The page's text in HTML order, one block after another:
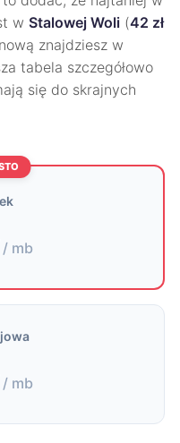
w Stalowej Woli (42 zł
znajdziesz w
tabela szczegółowo
się do skrajnych
/ mb
/ mb